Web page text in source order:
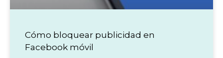
Cómo bloquear publicidad en
Facebook móvil